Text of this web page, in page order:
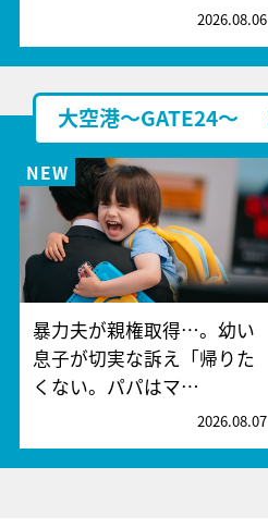
2026.08.06
大空港～GATE24～
暴力夫が親権取得…。幼い
息子が切実な訴え「帰りた
くない。パパはマ…
2026.08.07